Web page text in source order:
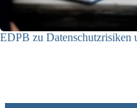
EDPB zu